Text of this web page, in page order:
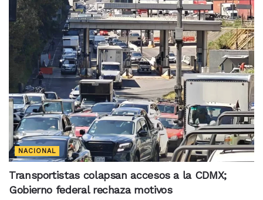
NACIONAL
Transportistas colapsan accesos a la CDMX;
Gobierno federal rechaza motivos